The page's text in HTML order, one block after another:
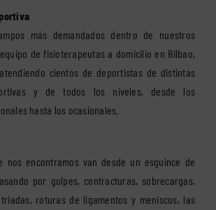
más demandados dentro de nuestros
de fisioterapeutas a domicilio en Bilbao,
cientos de deportistas de distintas
y de todos los niveles, desde los
hasta los ocasionales.
nos encontramos van desde un esguince de
por golpes, contracturas, sobrecargas,
roturas de ligamentos y meniscos, las